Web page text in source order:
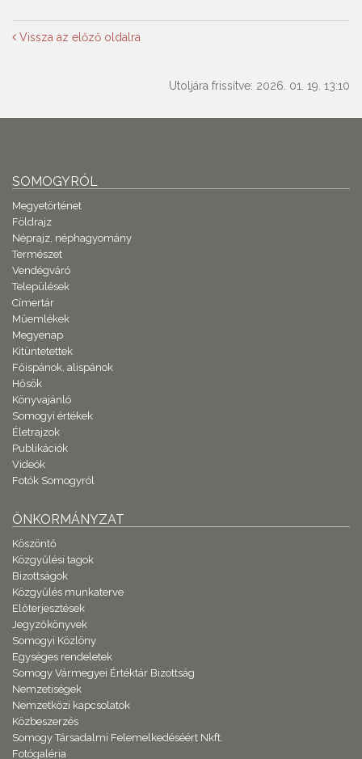
Vissza az előző oldalra
Utoljára frissítve: 2026. 01. 19. 13:10
SOMOGYRÓL
Megyetörténet
Földrajz
Néprajz, néphagyomány
Természet
Vendégváró
Települések
Címertár
Műemlékek
Megyenap
Kitüntetettek
Főispánok, alispánok
Hősök
Könyvajánló
Somogyi értékek
Életrajzok
Publikációk
Videók
Fotók Somogyról
ÖNKORMÁNYZAT
Köszöntő
Közgyűlési tagok
Bizottságok
Közgyűlés munkaterve
Előterjesztések
Jegyzőkönyvek
Somogyi Közlöny
Egységes rendeletek
Somogy Vármegyei Értéktár Bizottság
Nemzetiségek
Nemzetközi kapcsolatok
Közbeszerzés
Somogy Társadalmi Felemelkedéséért Nkft.
Fotógaléria